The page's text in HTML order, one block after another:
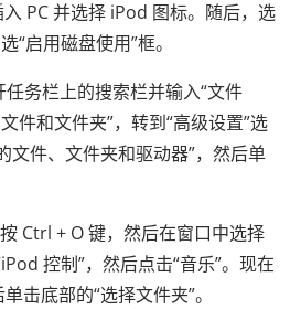
PC 并选择 iPod 图标。随后，选
“启用磁盘使用”框。
任务栏上的搜索栏并输入“文件
件和文件夹”，转到“高级设置”选
文件、文件夹和驱动器”，然后单
Ctrl + O 键，然后在窗口中选择
控制”，然后点击“音乐”。现在
击底部的“选择文件夹”。